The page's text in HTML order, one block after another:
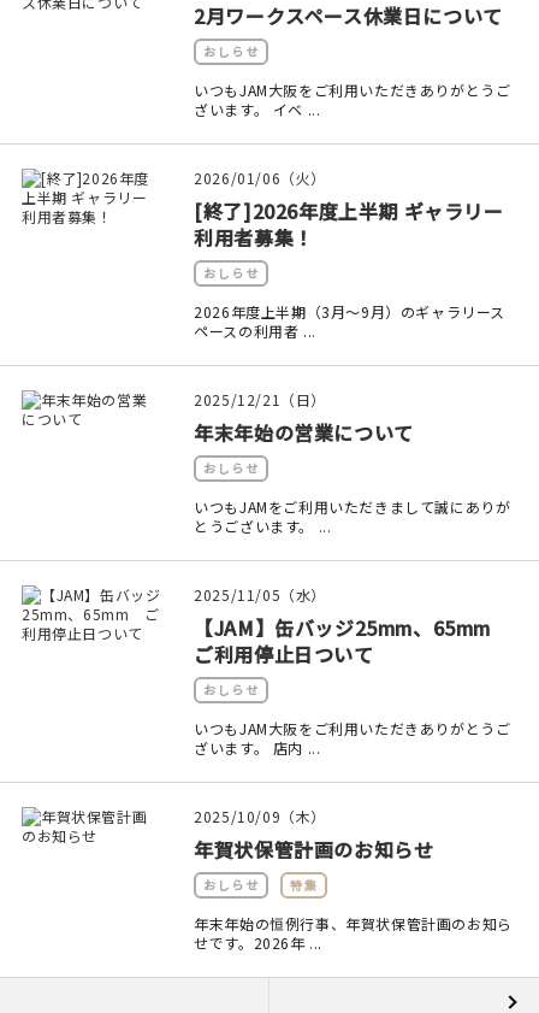
2月ワークスペース休業日について
おしらせ
いつもJAM大阪をご利用いただきありがとうご
ざいます。 イベ ...
2026/01/06（火）
[終了]2026年度上半期 ギャラリー
利用者募集！
おしらせ
2026年度上半期（3月～9月）のギャラリース
ペースの利用者 ...
2025/12/21（日）
年末年始の営業について
おしらせ
いつもJAMをご利用いただきまして誠にありが
とうございます。 ...
2025/11/05（水）
【JAM】缶バッジ25mm、65mm
ご利用停止日ついて
おしらせ
いつもJAM大阪をご利用いただきありがとうご
ざいます。 店内 ...
2025/10/09（木）
年賀状保管計画のお知らせ
おしらせ 特集
年末年始の恒例行事、年賀状保管計画のお知ら
せです。2026年 ...